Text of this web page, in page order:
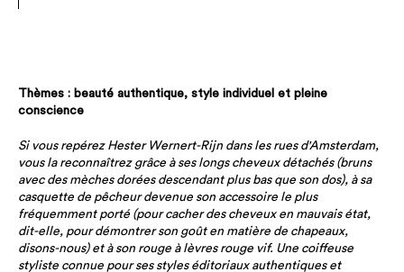
Thèmes : beauté authentique, style individuel et pleine
conscience
Si vous repérez Hester Wernert-Rijn dans les rues d'Amsterdam,
vous la reconnaîtrez grâce à ses longs cheveux détachés (bruns
avec des mèches dorées descendant plus bas que son dos), à sa
casquette de pêcheur devenue son accessoire le plus
fréquemment porté (pour cacher des cheveux en mauvais état,
dit-elle, pour démontrer son goût en matière de chapeaux,
disons-nous) et à son rouge à lèvres rouge vif. Une coiffeuse
styliste connue pour ses styles éditoriaux authentiques et